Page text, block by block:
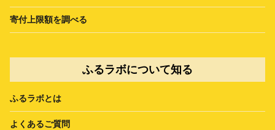
寄付上限額を調べる
ふるラボについて知る
ふるラボとは
よくあるご質問